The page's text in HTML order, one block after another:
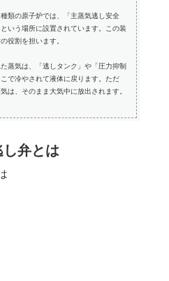
類の原子炉では、「主蒸気逃し安全
いう場所に設置されています。この装
役割を担います。
蒸気は、「逃しタンク」や「圧力抑制
で冷やされて液体に戻ります。ただ
は、そのまま大気中に放出されます。
し弁とは